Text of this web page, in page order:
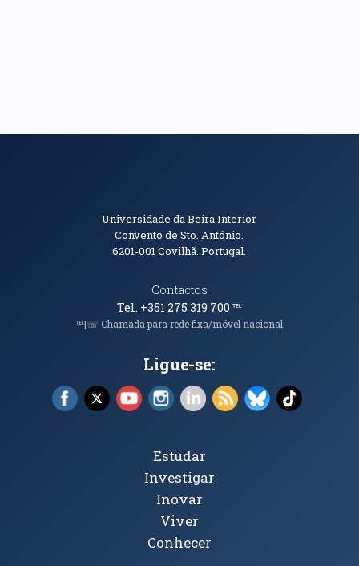
Informações de Contacto
Universidade da Beira Interior
Convento de Sto. António.
6201-001Covilhã. Portugal.
Contactos
Tel. +351 275 319 700℡
℡|☏ Chamada para rede fixa/móvel nacional
Ligue-se:
Facebook (abre em nova janela)
X (abre em nova janela)
YouTube (abre em nova janela)
Instagram (abre em nova janela)
LinkedIn (abre em nova
RSS (abre em nova
Bluesky (abre
TikTok
Tópicos Principais
Estudar
Investigar
Inovar
Viver
Conhecer